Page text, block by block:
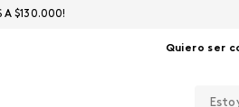
Quiero ser
A $130.000!